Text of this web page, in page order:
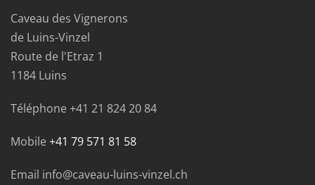
Caveau des Vignerons
de Luins-Vinzel
Route de l'Etraz 1
1184 Luins
Téléphone +41 21 824 20 84
Mobile +41 79 571 81 58
Email info@caveau-luins-vinzel.ch